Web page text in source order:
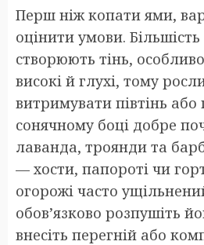
Перш ніж копати ями,
оцінити умови.
створюють тінь,
високі й глухі, тому
витримувати півтінь або
сонячному боці добре
лаванда, троянди та
— хости, папороті чи
огорожі часто
обов’язково розпушіть
внесіть перегній або